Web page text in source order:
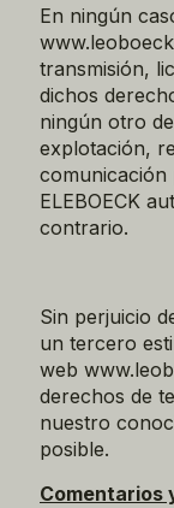
En ningún
transmisión,
dichos
ningún otro
explotación,
comunicación
ELEBOECK
contrario.
Sin perjuicio
un tercero
web
derechos de
nuestro
posible.
Comentarios